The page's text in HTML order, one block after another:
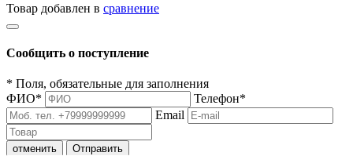
Товар добавлен в сравнение
Сообщить о поступление
* Поля, обязательные для заполнения
ФИО* Телефон*
Email
отменить Отправить